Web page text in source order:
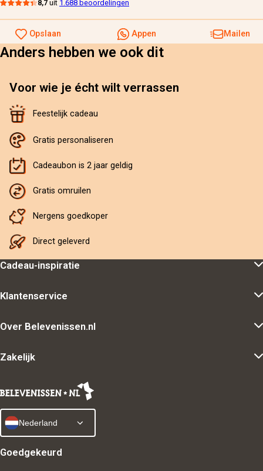
8,7 uit 1.688 beoordelingen
Opslaan Appen Mailen
Anders hebben we ook dit
Voor wie je écht wilt verrassen
Feestelijk cadeau
Gratis personaliseren
Cadeaubon is 2 jaar geldig
Gratis omruilen
Nergens goedkoper
Direct geleverd
Cadeau-inspiratie
Klantenservice
Over Belevenissen.nl
Zakelijk
Nederland
Goedgekeurd